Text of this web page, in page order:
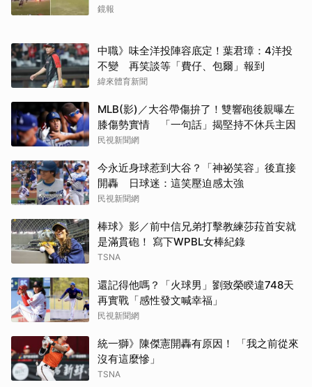
鏡報
中職》味全洋投陣容底定！葉君璋：4洋投
不變 再笑談等「費仔、包爾」報到
緯來體育新聞
MLB(影)／大谷帶傷拚了！雙響砲後親曝左
膝傷勢實情 「一句話」揭堅持不休兵主因
民視新聞網
今永近身球惹到大谷？「神祕笑容」後直接
開轟 日球迷：這笑壓迫感太強
民視新聞網
棒球》影／前中信兄弟打擊教練莎菈首安就
是滿貫砲！ 寫下WPBL女棒紀錄
TSNA
還記得他嗎？「火球男」劉致榮睽違748天
再實戰「感性發文喊幸福」
民視新聞網
統一獅》陳傑憲開轟有原因！ 「我之前從來
沒有這麼慘」
TSNA